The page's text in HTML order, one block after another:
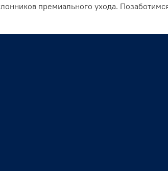
премиального ухода.